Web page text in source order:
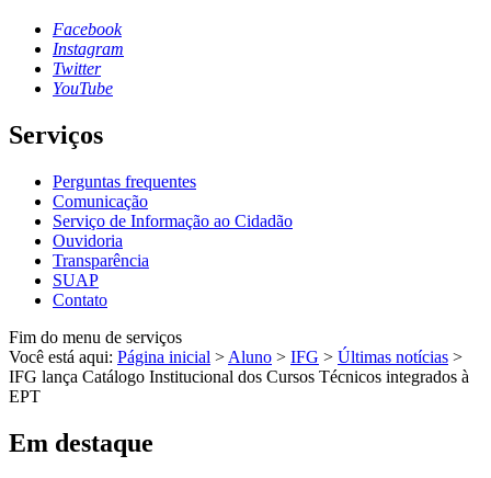
Facebook
Instagram
Twitter
YouTube
Serviços
Perguntas frequentes
Comunicação
Serviço de Informação ao Cidadão
Ouvidoria
Transparência
SUAP
Contato
Fim do menu de serviços
Você está aqui: Página inicial > Aluno > IFG > Últimas notícias >
IFG lança Catálogo Institucional dos Cursos Técnicos integrados à
EPT
Em destaque